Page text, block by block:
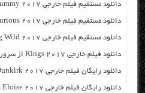
دانلود مستقیم فیلم خارجی The Mummy 2017 از سرور سایت
دانلود مستقیم فیلم خارجی The Fate of the Furious 2017 از سرور سایت
دانلود مستقیم فیلم خارجی Running Wild 2017 از سرور سایت
دانلود فیلم خارجی Rings 2017 از سرور سایت
دانلود رایگان فیلم خارجی Dunkirk 2017 با لینک مستقیم
دانلود رایگان فیلم خارجی Eloise 2017 با لینک مستقیم